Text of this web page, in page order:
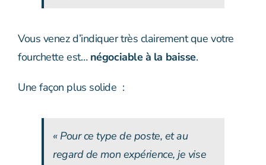
Vous venez d’indiquer très clairement que votre
fourchette est… négociable à la baisse.
Une façon plus solide :
« Pour ce type de poste, et au
regard de mon expérience, je vise